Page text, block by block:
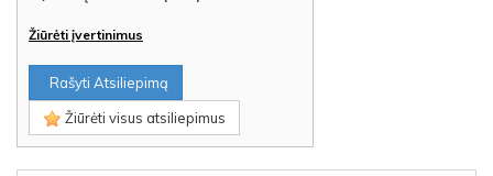
Žiūrėti įvertinimus
Rašyti Atsiliepimą
Žiūrėti visus atsiliepimus